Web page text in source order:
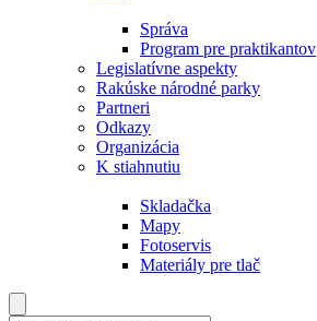
Správa
Program pre praktikantov
Legislatívne aspekty
Rakúske národné parky
Partneri
Odkazy
Organizácia
K stiahnutiu
Skladačka
Mapy
Fotoservis
Materiály pre tlač